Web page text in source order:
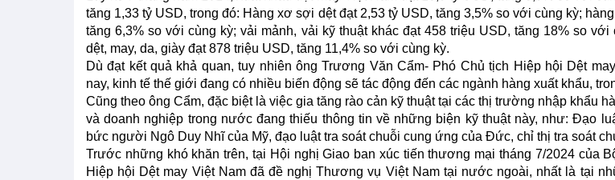
tăng 1,33 tỷ USD, trong đó: Hàng xơ sợi dệt đạt 2,53 tỷ USD, tăng 3,5% so với cùng kỳ;
tăng 6,3% so với cùng kỳ; vải mảnh, vải kỹ thuật khác đạt 458 triệu USD, tăng 18% so với
dệt, may, da, giày đạt 878 triệu USD, tăng 11,4% so với cùng kỳ.
Dù đạt kết quả khả quan, tuy nhiên ông Trương Văn Cẩm- Phó Chủ tịch Hiệp hội Dệt
nay, kinh tế thế giới đang có nhiều biến động sẽ tác động đến các ngành hàng xuất khẩu,
Cũng theo ông Cẩm, đặc biệt là việc gia tăng rào cản kỹ thuật tại các thị trường nhập khẩu
và doanh nghiệp trong nước đang thiếu thông tin về những biện kỹ thuật này, như: Đạo
bức người Ngô Duy Nhĩ của Mỹ, đạo luật tra soát chuỗi cung ứng của Đức, chỉ thị tra soát
Trước những khó khăn trên, tại Hội nghị Giao ban xúc tiến thương mại tháng 7/2024 của
Hiệp hội Dệt may Việt Nam đã đề nghị Thương vụ Việt Nam tại nước ngoài, nhất là tại